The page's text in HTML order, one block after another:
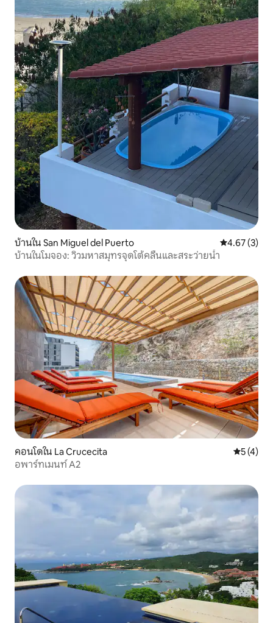
บ้านใน San Miguel del Puerto คะแนนเฉลี่ย
4.67 (3)
บ้านในโมจอง: วิวมหาสมุทรจุดโต้คลื่นและสระว่ายน้ำ
คอนโดใน La Crucecita คะแนนเฉ
5 (4)
อพาร์ทเมนท์ A2